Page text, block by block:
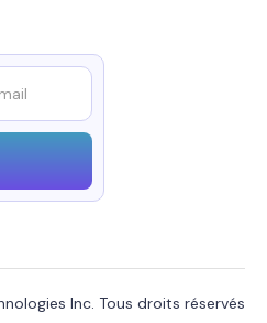
Inc. Tous droits réservés